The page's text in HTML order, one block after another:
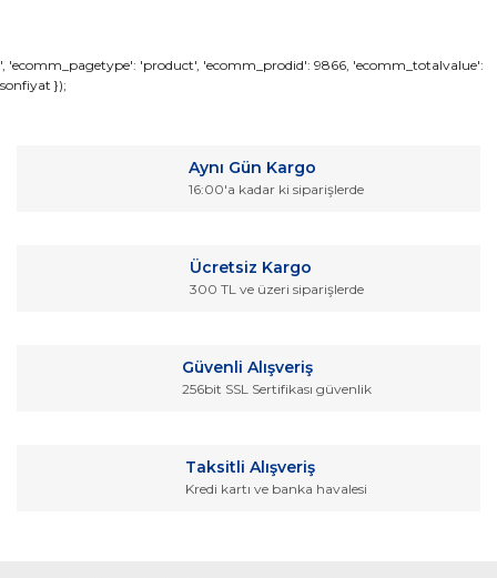
Yorum Yaz
Bu ürünün fiyat bilgisi, resim, ürün açıklamalarında ve diğer
konularda yetersiz gördüğünüz noktaları öneri formunu
Ürün resmi kalitesiz, bozuk veya görüntülenemiyor.
Ürün fiyatı diğer sitelerden daha pahalı.
', 'ecomm_pagetype': 'product', 'ecomm_prodid': 9866, 'ecomm_totalvalue':
sonfiyat });
Aynı Gün Kargo
16:00'a kadar ki siparişlerde
Ücretsiz Kargo
300 TL ve üzeri siparişlerde
Güvenli Alışveriş
256bit SSL Sertifikası güvenlik
Taksitli Alışveriş
Kredi kartı ve banka havalesi